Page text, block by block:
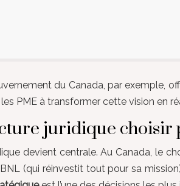
du Canada, par exemple,
PME à transformer cette vision en
juridique choisir
devient centrale. Au Canada, le
(qui réinvestit tout pour sa